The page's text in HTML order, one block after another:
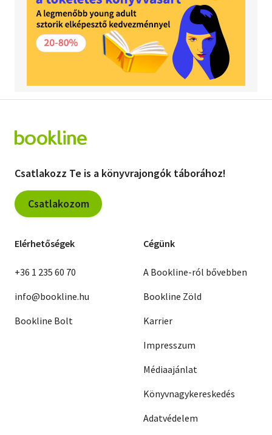
Csatlakozz Te is a könyvrajongók táborához!
Csatlakozom
Elérhetőségek
+36 1 235 60 70
info@bookline.hu
Bookline Bolt
Cégünk
A Bookline-ról bővebben
Bookline Zöld
Karrier
Impresszum
Médiaajánlat
Könyvnagykereskedés
Adatvédelem